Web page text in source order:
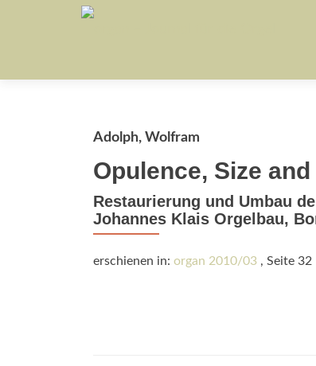
Adolph, Wolfram
Opulence, Size and
Restaurierung und Umbau
Johannes Klais Orgelbau,
erschienen in: organ 2010/03 , Seite 32